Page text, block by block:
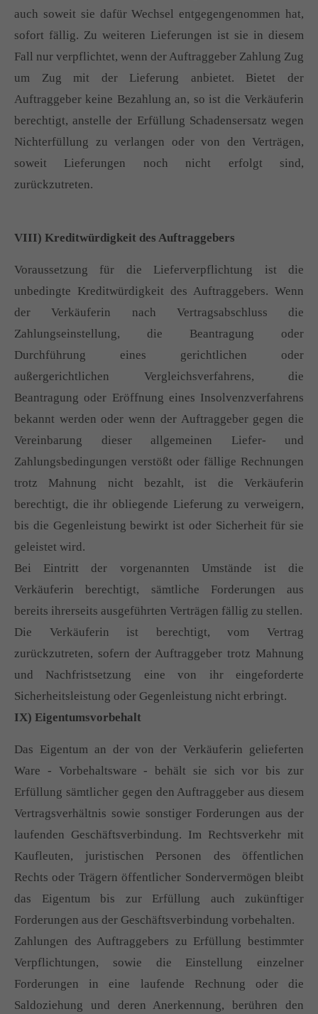
auch soweit sie dafür Wechsel entgegengenommen hat,
sofort fällig. Zu weiteren Lieferungen ist sie in diesem
Fall nur verpflichtet, wenn der Auftraggeber Zahlung Zug
um Zug mit der Lieferung anbietet. Bietet der
Auftraggeber keine Bezahlung an, so ist die Verkäuferin
berechtigt, anstelle der Erfüllung Schadensersatz wegen
Nichterfüllung zu verlangen oder von den Verträgen,
soweit Lieferungen noch nicht erfolgt sind,
zurückzutreten.
VIII) Kreditwürdigkeit des Auftraggebers
Voraussetzung für die Lieferverpflichtung ist die
unbedingte Kreditwürdigkeit des Auftraggebers. Wenn
der Verkäuferin nach Vertragsabschluss die
Zahlungseinstellung, die Beantragung oder
Durchführung eines gerichtlichen oder
außergerichtlichen Vergleichsverfahrens, die
Beantragung oder Eröffnung eines Insolvenzverfahrens
bekannt werden oder wenn der Auftraggeber gegen die
Vereinbarung dieser allgemeinen Liefer- und
Zahlungsbedingungen verstößt oder fällige Rechnungen
trotz Mahnung nicht bezahlt, ist die Verkäuferin
berechtigt, die ihr obliegende Lieferung zu verweigern,
bis die Gegenleistung bewirkt ist oder Sicherheit für sie
geleistet wird.
Bei Eintritt der vorgenannten Umstände ist die
Verkäuferin berechtigt, sämtliche Forderungen aus
bereits ihrerseits ausgeführten Verträgen fällig zu stellen.
Die Verkäuferin ist berechtigt, vom Vertrag
zurückzutreten, sofern der Auftraggeber trotz Mahnung
und Nachfristsetzung eine von ihr eingeforderte
Sicherheitsleistung oder Gegenleistung nicht erbringt.
IX) Eigentumsvorbehalt
Das Eigentum an der von der Verkäuferin gelieferten
Ware - Vorbehaltsware - behält sie sich vor bis zur
Erfüllung sämtlicher gegen den Auftraggeber aus diesem
Vertragsverhältnis sowie sonstiger Forderungen aus der
laufenden Geschäftsverbindung. Im Rechtsverkehr mit
Kaufleuten, juristischen Personen des öffentlichen
Rechts oder Trägern öffentlicher Sondervermögen bleibt
das Eigentum bis zur Erfüllung auch zukünftiger
Forderungen aus der Geschäftsverbindung vorbehalten.
Zahlungen des Auftraggebers zu Erfüllung bestimmter
Verpflichtungen, sowie die Einstellung einzelner
Forderungen in eine laufende Rechnung oder die
Saldoziehung und deren Anerkennung, berühren den